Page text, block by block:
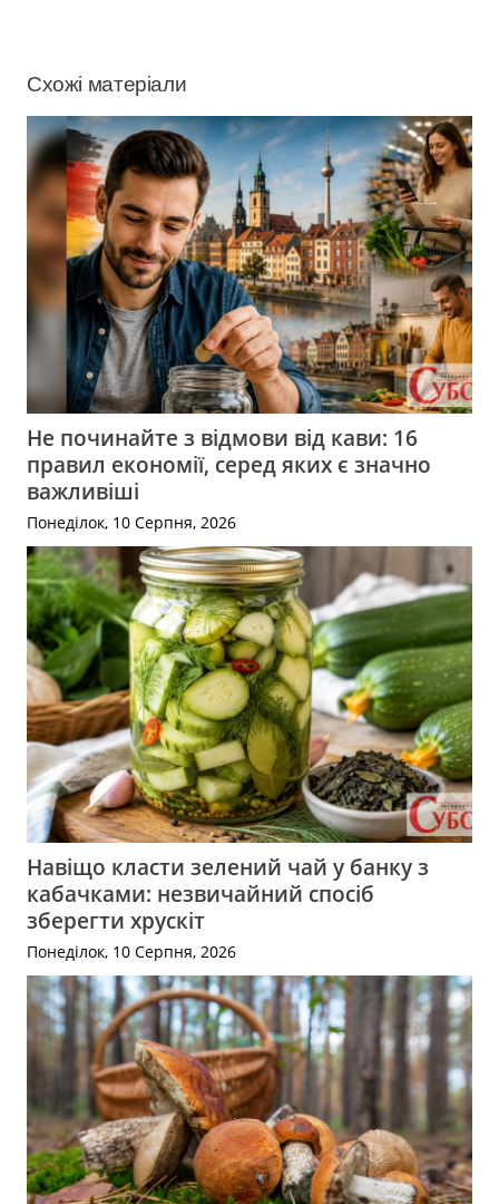
Схожі матеріали
Не починайте з відмови від кави: 16
правил економії, серед яких є значно
важливіші
Понеділок, 10 Серпня, 2026
Навіщо класти зелений чай у банку з
кабачками: незвичайний спосіб
зберегти хрускіт
Понеділок, 10 Серпня, 2026